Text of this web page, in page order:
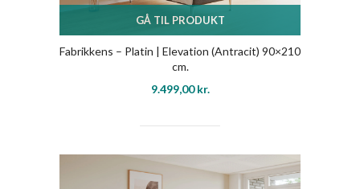
GÅ TIL PRODUKT
Fabrikkens – Platin | Elevation (Antracit) 90×210
cm.
9.499,00kr.